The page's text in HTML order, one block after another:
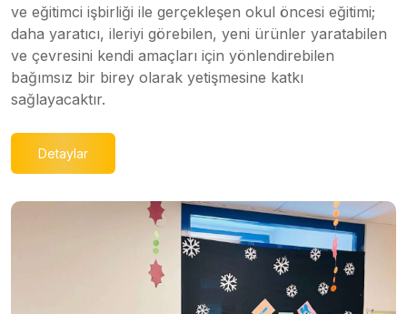
ve eğitimci işbirliği ile gerçekleşen okul öncesi eğitimi;
daha yaratıcı, ileriyi görebilen, yeni ürünler yaratabilen
ve çevresini kendi amaçları için yönlendirebilen
bağımsız bir birey olarak yetişmesine katkı
sağlayacaktır.
Detaylar